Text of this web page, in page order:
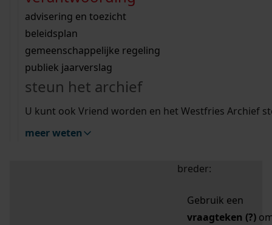
bouwvergunningen
omgevingsvergunningen
vergunningen
beeld en geluid
uitleg nodig?
Wij helpen u op weg met een aantal zoektips.
bekijk alle zoektips
Wij helpen u op weg met een aantal zoektips.
bekijk alle zoektips
bekijk ons geschiedenislokaal
advisering en toezicht
beleidsplan
gemeenschappelijke regeling
publiek jaarverslag
steun het archief
U kunt ook Vriend worden en het Westfries Archief
meer weten
zoektips
Mijn Studiezaal (inloggen)
uw zoekopdracht te
breder:
Gebruik een
vraagteken (?)